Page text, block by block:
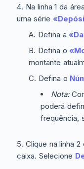
Na linha 1 da
uma série
Defina a
Defina o
montante
Defina o
Nota:
poderá
frequência,
Clique na linha
caixa. Selecione